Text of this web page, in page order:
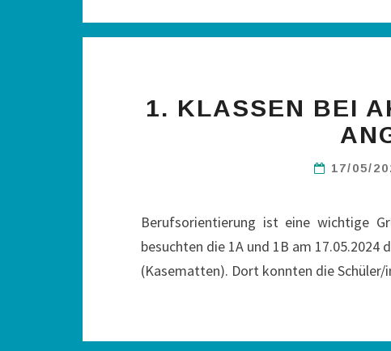
1. KLASSEN BEI
17/05/
Berufsorientierung ist eine wichtige
besuchten die 1A und 1B am 17.05.2024
(Kasematten). Dort konnten die